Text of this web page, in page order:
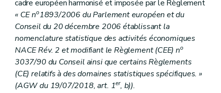
cadre européen harmonisé et imposée par le Règlement
« CE no1893/2006 du Parlement européen et du
Conseil du 20 décembre 2006 établissant la
nomenclature statistique des activités économiques
NACE Rév. 2 et modifiant le Règlement (CEE) no
3037/90 du Conseil ainsi que certains Règlements
(CE) relatifs à des domaines statistiques spécifiques. »
(AGW du 19/07/2018, art. 1er, b)).